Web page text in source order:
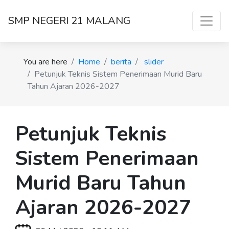
SMP NEGERI 21 MALANG
You are here Home berita
slider
Petunjuk Teknis Sistem Penerimaan Murid Baru
Tahun Ajaran 2026-2027
Petunjuk Teknis
Sistem Penerimaan
Murid Baru Tahun
Ajaran 2026-2027